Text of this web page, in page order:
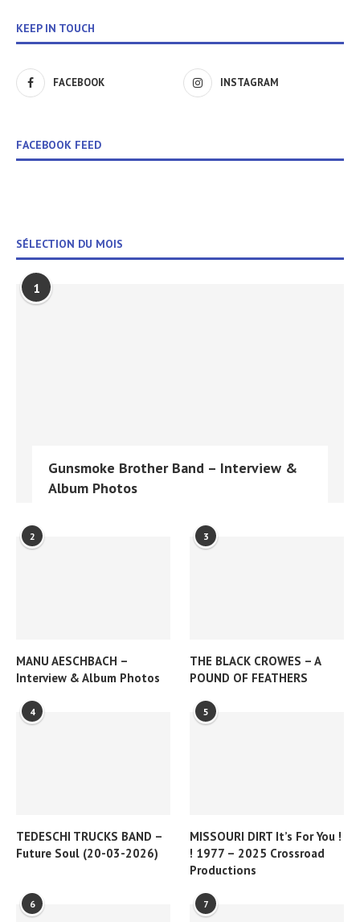
KEEP IN TOUCH
FACEBOOK INSTAGRAM
FACEBOOK FEED
SÉLECTION DU MOIS
1
Gunsmoke Brother Band – Interview &
Album Photos
2
MANU AESCHBACH –
Interview & Album Photos
3
THE BLACK CROWES – A
POUND OF FEATHERS
4
TEDESCHI TRUCKS BAND –
Future Soul (20-03-2026)
5
MISSOURI DIRT It’s For You !
! 1977 – 2025 Crossroad
Productions
6 7